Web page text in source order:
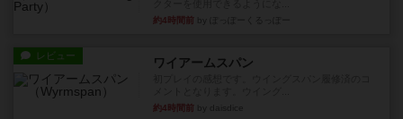
約4時間前
レビュー ワイアームスパン
約4時間前